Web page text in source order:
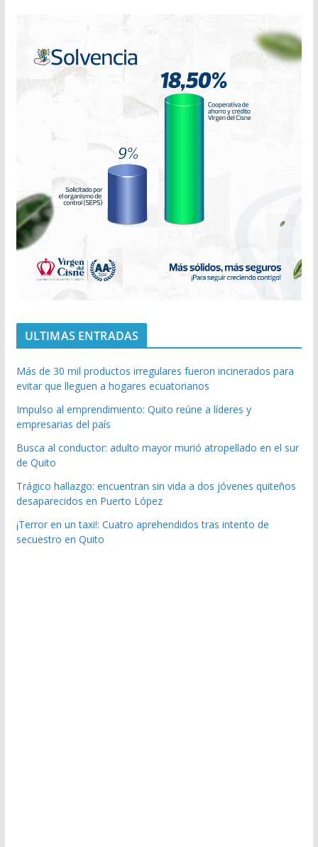
ULTIMAS ENTRADAS
Más de 30 mil productos irregulares fueron incinerados para
evitar que lleguen a hogares ecuatorianos
Impulso al emprendimiento: Quito reúne a líderes y
empresarias del país
Busca al conductor: adulto mayor murió atropellado en el sur
de Quito
Trágico hallazgo: encuentran sin vida a dos jóvenes quiteños
desaparecidos en Puerto López
¡Terror en un taxi!: Cuatro aprehendidos tras intento de
secuestro en Quito